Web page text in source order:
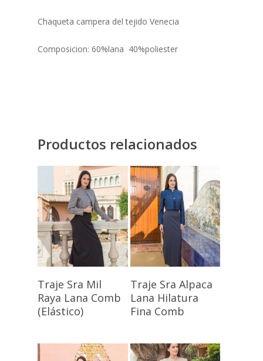
Chaqueta campera del tejido Venecia
Composicion: 60%lana 40%poliester
Productos relacionados
Seleccionar
Opciones
Traje Sra Mil
Raya Lana Comb
(Elástico)
Seleccionar
Opciones
Traje Sra Alpaca
Lana Hilatura
Fina Comb